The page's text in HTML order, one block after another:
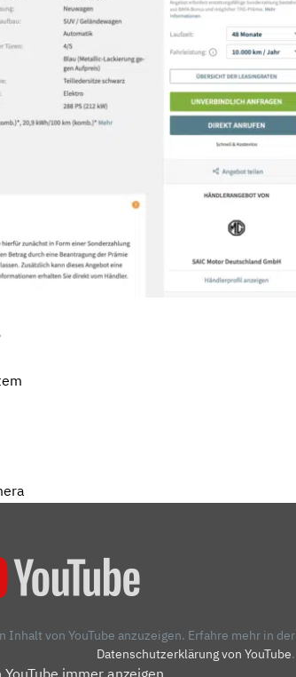
Inhalt von YouTube anzuzeigen. Erfahre mehr in der
Datenschutzerklärung von YouTube.
immer anzeigen